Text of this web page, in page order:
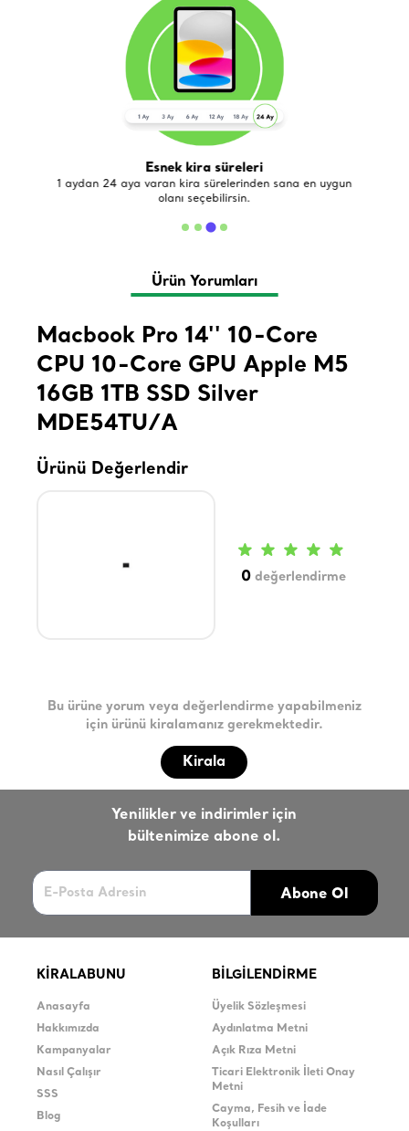
Esnek kira süreleri
1 aydan 24 aya varan kira sürelerinden sana en uygun
olanı seçebilirsin.
Ürün Yorumları
Macbook Pro 14'' 10-Core
CPU 10-Core GPU Apple M5
16GB 1TB SSD Silver
MDE54TU/A
Ürünü Değerlendir
0 değerlendirme
Bu ürüne yorum veya değerlendirme yapabilmeniz
için ürünü kiralamanız gerekmektedir.
Kirala
Yenilikler ve indirimler için
bültenimize abone ol.
Abone Ol
KİRALABUNU
Anasayfa
Hakkımızda
Kampanyalar
Nasıl Çalışır
SSS
Blog
BİLGİLENDİRME
Üyelik Sözleşmesi
Aydınlatma Metni
Açık Rıza Metni
Ticari Elektronik İleti Onay
Metni
Cayma, Fesih ve İade
Koşulları